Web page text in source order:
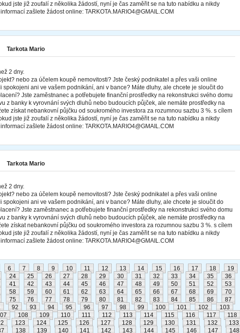
jste již zoufalí z několika žádostí, nyní je čas zaměřit se na tuto nabídku a nikdy
zašlete žádost online: TARKOTA.MARIO4@GMAIL.COM
Tarkota Mario
2 dny.
nebo za účelem koupě nemovitosti? Jste český podnikatel a přes vaši online
spokojeni ani ve vašem podnikání, ani v bance? Máte dluhy, ale chcete je sloučit do
Jste zaměstnanec a potřebujete finanční prostředky na rekonstrukci svého domu
z banky k vyrovnání svých dluhů nebo budoucích půjček, ale nemáte prostředky na
získat nebankovní půjčku od soukromého investora za rozumnou sazbu 3 %. s cílem
jste již zoufalí z několika žádostí, nyní je čas zaměřit se na tuto nabídku a nikdy
zašlete žádost online: TARKOTA.MARIO4@GMAIL.COM
Tarkota Mario
2 dny.
nebo za účelem koupě nemovitosti? Jste český podnikatel a přes vaši online
spokojeni ani ve vašem podnikání, ani v bance? Máte dluhy, ale chcete je sloučit do
Jste zaměstnanec a potřebujete finanční prostředky na rekonstrukci svého domu
z banky k vyrovnání svých dluhů nebo budoucích půjček, ale nemáte prostředky na
získat nebankovní půjčku od soukromého investora za rozumnou sazbu 3 %. s cílem
jste již zoufalí z několika žádostí, nyní je čas zaměřit se na tuto nabídku a nikdy
zašlete žádost online: TARKOTA.MARIO4@GMAIL.COM
6 7 8 9 10 11 12 13 14 15 16 17 18
19
24 25 26 27 28 29 30 31 32 33 34 35
36
41 42 43 44 45 46 47 48 49 50 51 52
53
58 59 60 61 62 63 64 65 66 67 68 69
70
75 76 77 78 79 80 81 82 83 84 85 86
87
92 93 94 95 96 97 98 99 100 101 102
103
108 109 110 111 112 113 114 115 116 117
118
123 124 125 126 127 128 129 130 131 132
133
138 139 140 141 142 143 144 145 146 147
148